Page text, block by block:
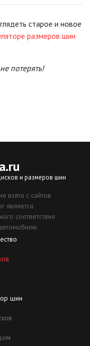
старое и новое
размеров шин
потерять!
.ru
и размеров шин
взята с сайтов
является
соответствия
шин